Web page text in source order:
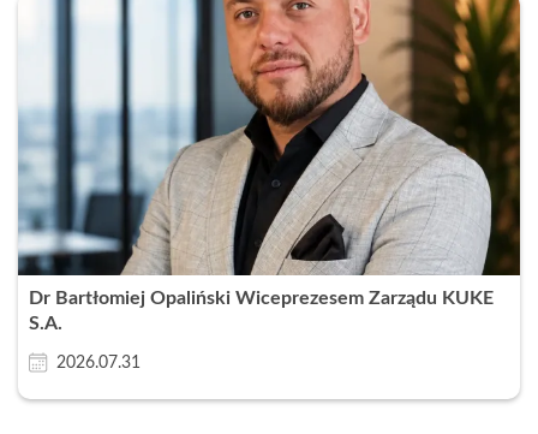
Dr Bartłomiej Opaliński Wiceprezesem Zarządu KUKE
S.A.
2026.07.31